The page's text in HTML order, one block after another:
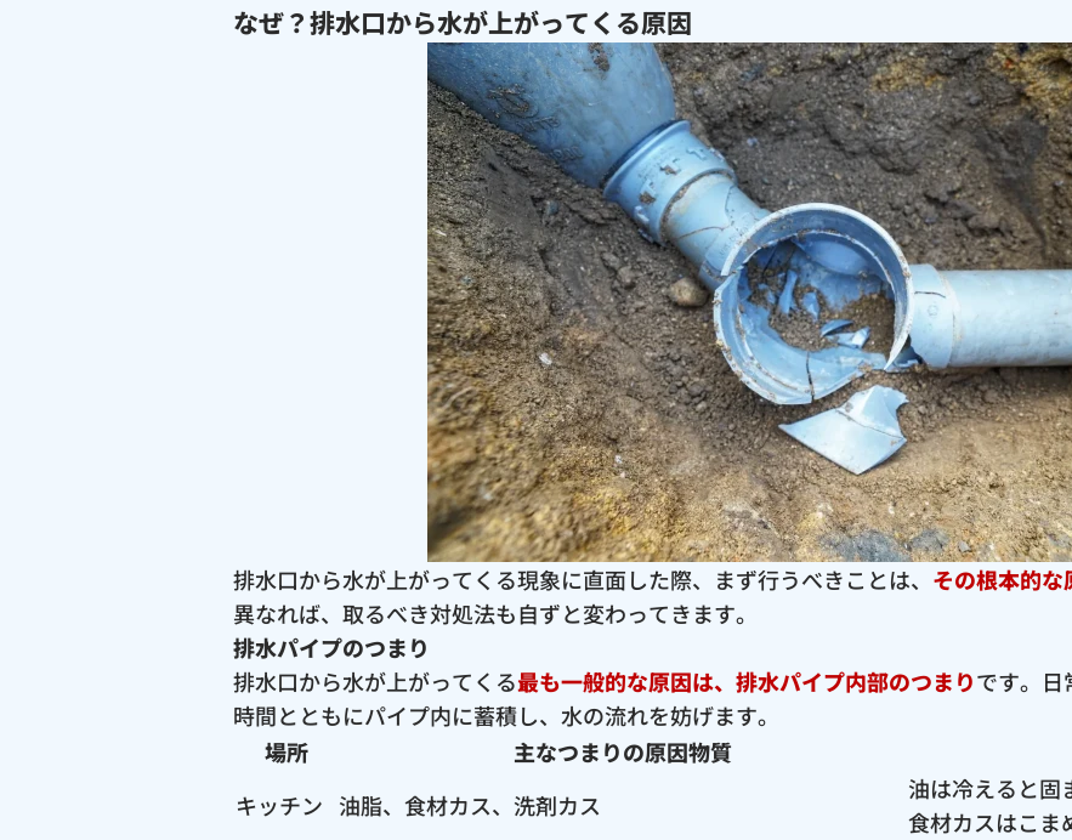
なぜ？排水口から水が上がってくる原因
排水口から水が上がってくる現象に直面した際、まず行うべきことは、 その根本的な
異なれば、取るべき対処法も自ずと変わってきます。
排水パイプのつまり
排水口から水が上がってくる最も一般的な原因は、排水パイプ内部のつまりです。日
時間とともにパイプ内に蓄積し、水の流れを妨げます。
場所
主なつまりの原因物質
キッチン 油脂、食材カス、洗剤カス
油は冷えると固
食材カスはこま